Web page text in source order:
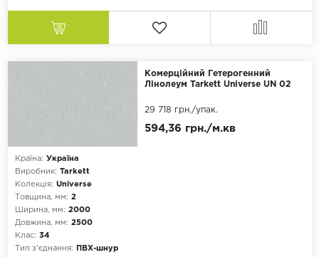
Комерційний Гетерогенний
Лінолеум Tarkett Universe UN 02
Країна: Україна
Виробник: Tarkett
Колекція: Universe
Товщина, мм: 2
Ширина, мм: 2000
Довжина, мм: 2500
Клас: 34
Тип з'єднання:
ПВХ-шнур
594,36 грн./м.кв
29 718 грн./упак.